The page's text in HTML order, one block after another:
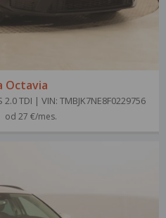
Octavia
TDI | VIN: TMBJK7NE8F0229756
od 27 €/mes.